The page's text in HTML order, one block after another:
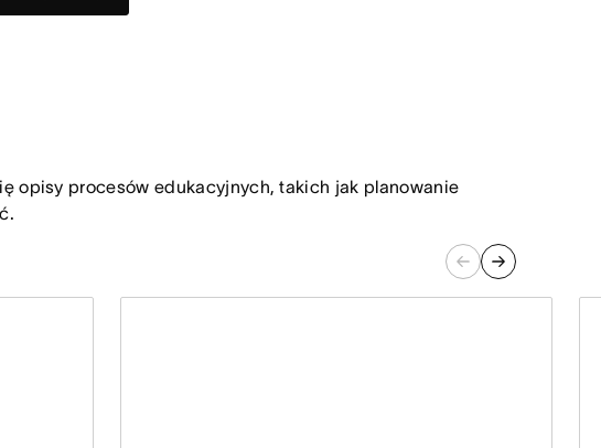
opisy procesów edukacyjnych, takich jak planowanie